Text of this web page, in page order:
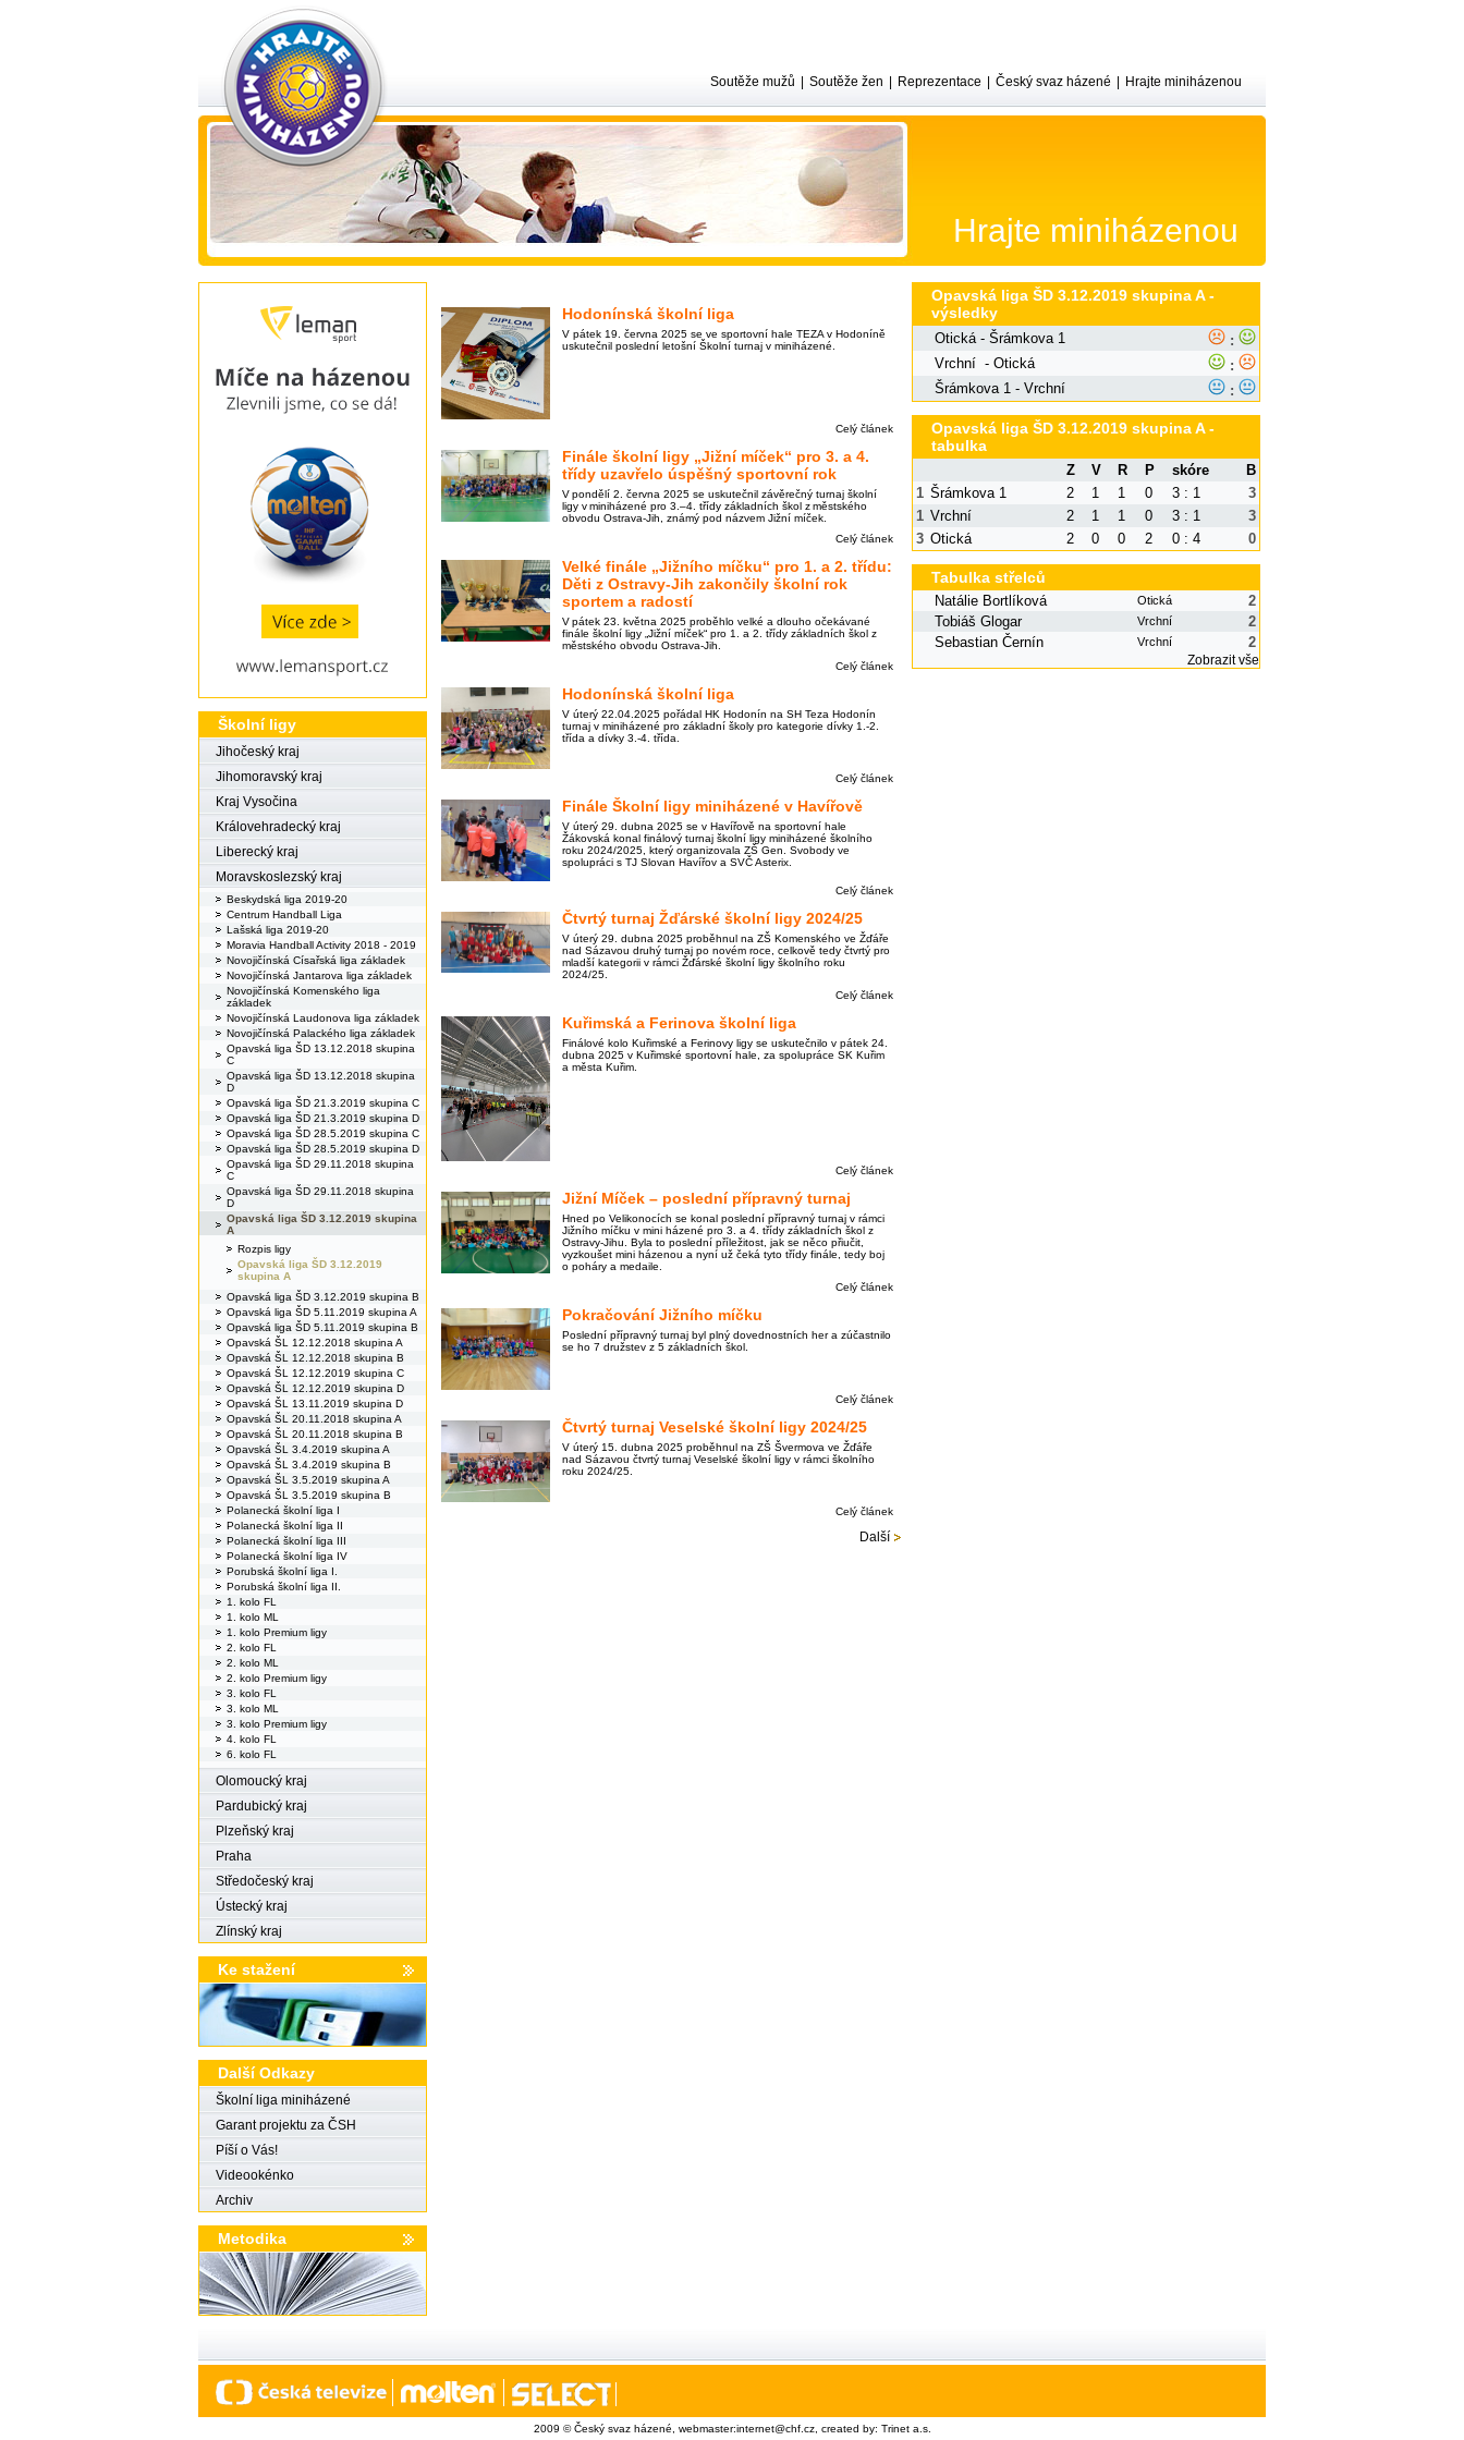
Hrajte miniházenou
Soutěže mužů Soutěže žen Reprezentace Český svaz házené Hrajte miniházenou
Školní ligy
Jihočeský kraj
Jihomoravský kraj
Kraj Vysočina
Královehradecký kraj
Liberecký kraj
Moravskoslezský kraj
Beskydská liga 2019-20
Centrum Handball Liga
Lašská liga 2019-20
Moravia Handball Activity 2018 - 2019
Novojičínská Císařská liga základek
Novojičínská Jantarova liga základek
Novojičínská Komenského liga
základek
Novojičínská Laudonova liga základek
Novojičínská Palackého liga základek
Opavská liga ŠD 13.12.2018 skupina
C
Opavská liga ŠD 13.12.2018 skupina
D
Opavská liga ŠD 21.3.2019 skupina C
Opavská liga ŠD 21.3.2019 skupina D
Opavská liga ŠD 28.5.2019 skupina C
Opavská liga ŠD 28.5.2019 skupina D
Opavská liga ŠD 29.11.2018 skupina
C
Opavská liga ŠD 29.11.2018 skupina
D
Opavská liga ŠD 3.12.2019 skupina
A
Rozpis ligy
Opavská liga ŠD 3.12.2019
skupina A
Opavská liga ŠD 3.12.2019 skupina B
Opavská liga ŠD 5.11.2019 skupina A
Opavská liga ŠD 5.11.2019 skupina B
Opavská ŠL 12.12.2018 skupina A
Opavská ŠL 12.12.2018 skupina B
Opavská ŠL 12.12.2019 skupina C
Opavská ŠL 12.12.2019 skupina D
Opavská ŠL 13.11.2019 skupina D
Opavská ŠL 20.11.2018 skupina A
Opavská ŠL 20.11.2018 skupina B
Opavská ŠL 3.4.2019 skupina A
Opavská ŠL 3.4.2019 skupina B
Opavská ŠL 3.5.2019 skupina A
Opavská ŠL 3.5.2019 skupina B
Polanecká školní liga I
Polanecká školní liga II
Polanecká školní liga III
Polanecká školní liga IV
Porubská školní liga I.
Porubská školní liga II.
1. kolo FL
1. kolo ML
1. kolo Premium ligy
2. kolo FL
2. kolo ML
2. kolo Premium ligy
3. kolo FL
3. kolo ML
3. kolo Premium ligy
4. kolo FL
6. kolo FL
Olomoucký kraj
Pardubický kraj
Plzeňský kraj
Praha
Středočeský kraj
Ústecký kraj
Zlínský kraj
Ke stažení
Další Odkazy
Školní liga miniházené
Garant projektu za ČSH
Píší o Vás!
Videookénko
Archiv
Metodika
Hodonínská školní liga
V pátek 19. června 2025 se ve sportovní hale TEZA v Hodoníně
uskutečnil poslední letošní Školní turnaj v miniházené.
Celý článek
Finále školní ligy „Jižní míček“ pro 3. a 4.
třídy uzavřelo úspěšný sportovní rok
V pondělí 2. června 2025 se uskutečnil závěrečný turnaj školní
ligy v miniházené pro 3.–4. třídy základních škol z městského
obvodu Ostrava-Jih, známý pod názvem Jižní míček.
Celý článek
Velké finále „Jižního míčku“ pro 1. a 2. třídu:
Děti z Ostravy-Jih zakončily školní rok
sportem a radostí
V pátek 23. května 2025 proběhlo velké a dlouho očekávané
finále školní ligy „Jižní míček“ pro 1. a 2. třídy základních škol z
městského obvodu Ostrava-Jih.
Celý článek
Hodonínská školní liga
V úterý 22.04.2025 pořádal HK Hodonín na SH Teza Hodonín
turnaj v miniházené pro základní školy pro kategorie dívky 1.-2.
třída a dívky 3.-4. třída.
Celý článek
Finále Školní ligy miniházené v Havířově
V úterý 29. dubna 2025 se v Havířově na sportovní hale
Žákovská konal finálový turnaj školní ligy miniházené školního
roku 2024/2025, který organizovala ZŠ Gen. Svobody ve
spolupráci s TJ Slovan Havířov a SVČ Asterix.
Celý článek
Čtvrtý turnaj Žďárské školní ligy 2024/25
V úterý 29. dubna 2025 proběhnul na ZŠ Komenského ve Žďáře
nad Sázavou druhý turnaj po novém roce, celkově tedy čtvrtý pro
mladší kategorii v rámci Žďárské školní ligy školního roku
2024/25.
Celý článek
Kuřimská a Ferinova školní liga
Finálové kolo Kuřimské a Ferinovy ligy se uskutečnilo v pátek 24.
dubna 2025 v Kuřimské sportovní hale, za spolupráce SK Kuřim
a města Kuřim.
Celý článek
Jižní Míček – poslední přípravný turnaj
Hned po Velikonocích se konal poslední přípravný turnaj v rámci
Jižního míčku v mini házené pro 3. a 4. třídy základních škol z
Ostravy-Jihu. Byla to poslední příležitost, jak se něco přiučit,
vyzkoušet mini házenou a nyní už čeká tyto třídy finále, tedy boj
o poháry a medaile.
Celý článek
Pokračování Jižního míčku
Poslední přípravný turnaj byl plný dovednostních her a zúčastnilo
se ho 7 družstev z 5 základních škol.
Celý článek
Čtvrtý turnaj Veselské školní ligy 2024/25
V úterý 15. dubna 2025 proběhnul na ZŠ Švermova ve Žďáře
nad Sázavou čtvrtý turnaj Veselské školní ligy v rámci školního
roku 2024/25.
Celý článek
Další
Opavská liga ŠD 3.12.2019 skupina A -
výsledky
Otická - Šrámkova 1
:
Vrchní - Otická
:
Šrámkova 1 - Vrchní
:
Opavská liga ŠD 3.12.2019 skupina A -
tabulka
Z V R P skóre
B
1 Šrámkova 1 2 1 1 0 3 : 1
3
1 Vrchní 2 1 1 0 3 : 1
3
3 Otická 2 0 0 2 0 : 4 0
Tabulka střelců
Natálie Bortlíková Otická
2
Tobiáš Glogar
Vrchní
2
Sebastian Černín
Vrchní 2
Zobrazit vše
2009 © Český svaz házené, webmaster:internet@chf.cz, created by: Trinet a.s.